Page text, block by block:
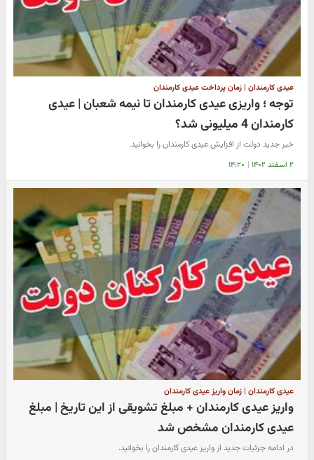
عیدی کارمندان | زمان پرداخت عیدی کارمندان
توجه ؛ واریزی عیدی کارمندان تا نیمه شعبان | عیدی
کارمندان 4 میلیونی شد؟
خبر جدید دولت از افزایش عیدی کارمندان را بخوانید.
۲ اسفند ۱۴۰۲ | ۱۴:۲۰
عیدی کارمندان | زمان واریز عیدی کارمندان
واریز عیدی کارمندان + مبلغ تشویقی از این تاریخ | مبلغ
عیدی کارمندان مشخص شد
در ادامه جزئیات جدید از واریز عیدی کارمندان را بخوانید.